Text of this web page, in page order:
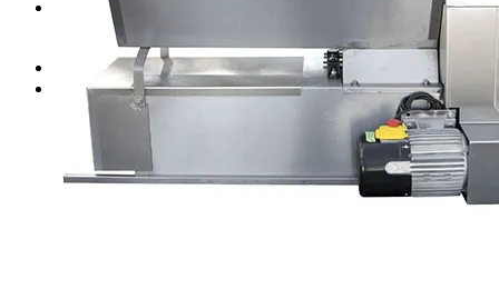
Hľadať:
Hľadať: